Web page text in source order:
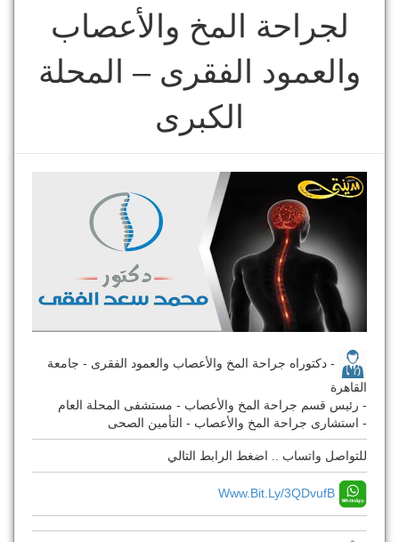
لجراحة المخ والأعصاب
والعمود الفقرى – المحلة
الكبرى
- دكتوراه جراحة المخ والأعصاب والعمود الفقرى - جامعة
القاهرة
- رئيس قسم جراحة المخ والأعصاب - مستشفى المحلة العام
- استشارى جراحة المخ والأعصاب - التأمين الصحى
للتواصل واتساب .. اضغط الرابط التالي
Www.bit.ly/3QDvufB